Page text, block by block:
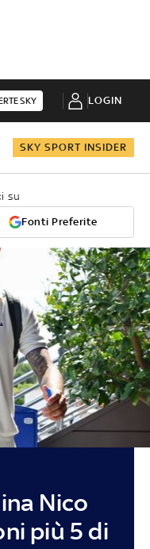
SKY LOGIN
SKY SPORT INSIDER
su
Fonti Preferite
Nico
più 5 di